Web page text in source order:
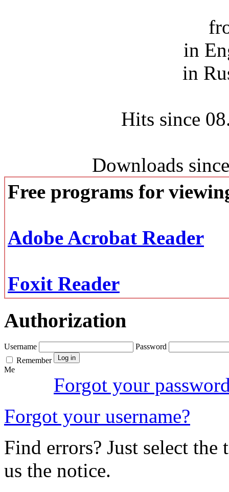
in
in
Hits since
Downloads
Free programs for
Adobe Acrobat Reader
Foxit Reader
Authorization
Username
Password
Remember
Me
Forgot your
Forgot your username?
Find errors? Just select
us the notice.